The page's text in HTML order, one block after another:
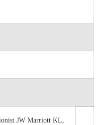
JW Marriott KL,